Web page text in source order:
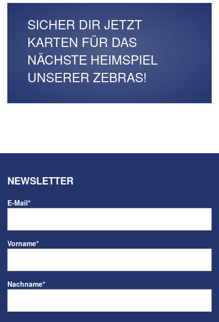
SICHER DIR JETZT
KARTEN FÜR DAS
NÄCHSTE HEIMSPIEL
UNSERER ZEBRAS!
NEWSLETTER
E-Mail*
Vorname*
Nachname*